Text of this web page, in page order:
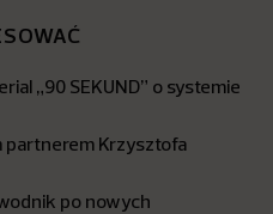
„90 SEKUND” o systemie
partnerem Krzysztofa
po nowych